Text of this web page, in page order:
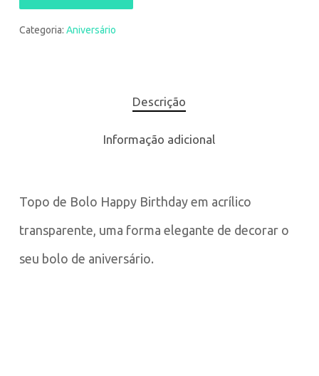
Categoria: Aniversário
Descrição
Informação adicional
Topo de Bolo Happy Birthday em acrílico
transparente, uma forma elegante de decorar o
seu bolo de aniversário.